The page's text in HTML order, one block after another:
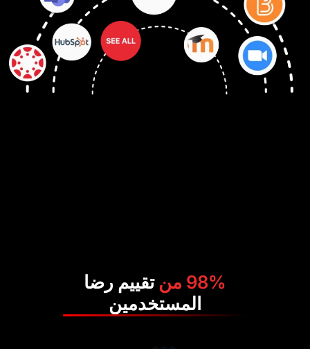
تقييم رضا
المستخدمين